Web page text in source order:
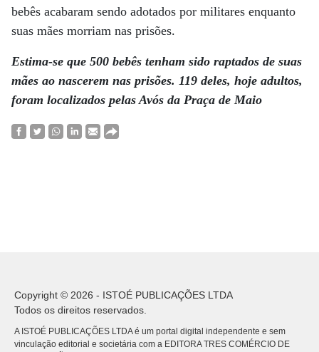
bebês acabaram sendo adotados por militares enquanto
suas mães morriam nas prisões.
Estima-se que 500 bebês tenham sido raptados de suas
mães ao nascerem nas prisões. 119 deles, hoje adultos,
foram localizados pelas Avós da Praça de Maio
Copyright © 2026 - ISTOÉ PUBLICAÇÕES LTDA
Todos os direitos reservados.
A ISTOÉ PUBLICAÇÕES LTDA é um portal digital independente e sem
vinculação editorial e societária com a EDITORA TRES COMÉRCIO DE